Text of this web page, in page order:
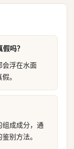
吗？
会浮在水面
。
成成分，通
别方法。